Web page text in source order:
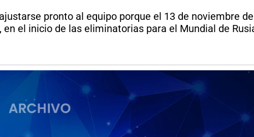
pronto al equipo porque el 13 de noviembre
el inicio de las eliminatorias para el Mundial de